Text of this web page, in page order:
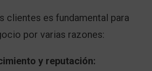
clientes es fundamental para
por varias razones:
y reputación: